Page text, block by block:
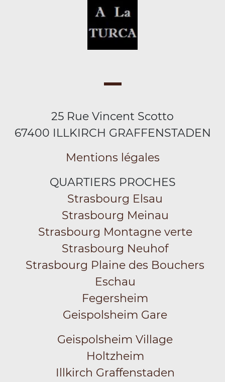
25 Rue Vincent Scotto
67400 ILLKIRCH GRAFFENSTADEN
Mentions légales
QUARTIERS PROCHES
Strasbourg Elsau
Strasbourg Meinau
Strasbourg Montagne verte
Strasbourg Neuhof
Strasbourg Plaine des Bouchers
Eschau
Fegersheim
Geispolsheim Gare
Geispolsheim Village
Holtzheim
Illkirch Graffenstaden